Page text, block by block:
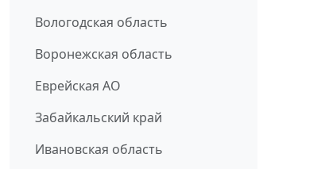
Вологодская область
Воронежская область
Еврейская АО
Забайкальский край
Ивановская область